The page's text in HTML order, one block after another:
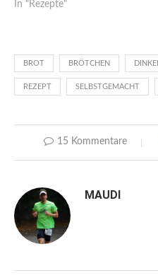
In "Rezepte"
BROT BRÖTCHEN DINKEL
REZEPT SELBSTGEMACHT
15 Kommentare
MAUDI